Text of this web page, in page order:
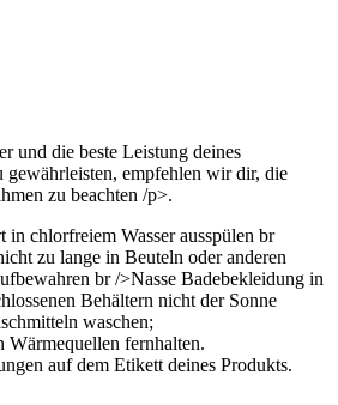
und die beste Leistung deines
gewährleisten, empfehlen wir dir, die
zu beachten /p>.
in chlorfreiem Wasser ausspülen br
zu lange in Beuteln oder anderen
br />Nasse Badebekleidung in
Behältern nicht der Sonne
waschen;
fernhalten.
auf dem Etikett deines Produkts.